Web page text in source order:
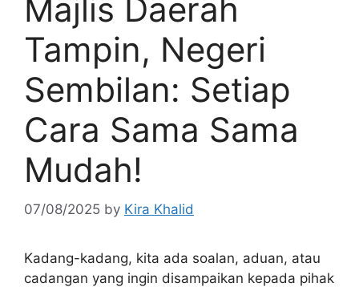
Majlis Daerah
Tampin, Negeri
Sembilan: Setiap
Cara Sama Sama
Mudah!
07/08/2025 by Kira Khalid
Kadang-kadang, kita ada soalan, aduan, atau
cadangan yang ingin disampaikan kepada pihak